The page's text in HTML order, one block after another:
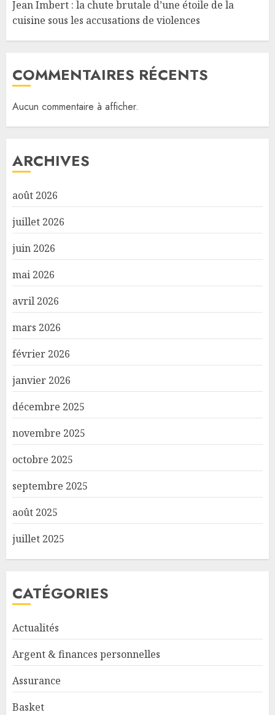
Jean Imbert : la chute brutale d’une étoile de la
cuisine sous les accusations de violences
COMMENTAIRES RÉCENTS
Aucun commentaire à afficher.
ARCHIVES
août 2026
juillet 2026
juin 2026
mai 2026
avril 2026
mars 2026
février 2026
janvier 2026
décembre 2025
novembre 2025
octobre 2025
septembre 2025
août 2025
juillet 2025
CATÉGORIES
Actualités
Argent & finances personnelles
Assurance
Basket